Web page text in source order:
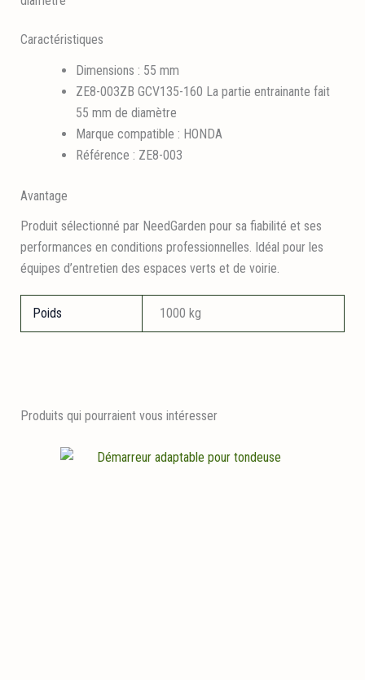
Caractéristiques
Dimensions : 55 mm
ZE8-003ZB GCV135-160 La partie entrainante fait
55 mm de diamètre
Marque compatible : HONDA
Référence : ZE8-003
Avantage
Produit sélectionné par NeedGarden pour sa fiabilité et ses
performances en conditions professionnelles. Idéal pour les
équipes d’entretien des espaces verts et de voirie.
Poids 1000 kg
Produits qui pourraient vous intéresser